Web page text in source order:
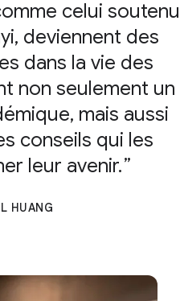
celui soutenu
deviennent des
dans la vie des
non seulement un
mais aussi
conseils qui les
leur avenir.
HUANG